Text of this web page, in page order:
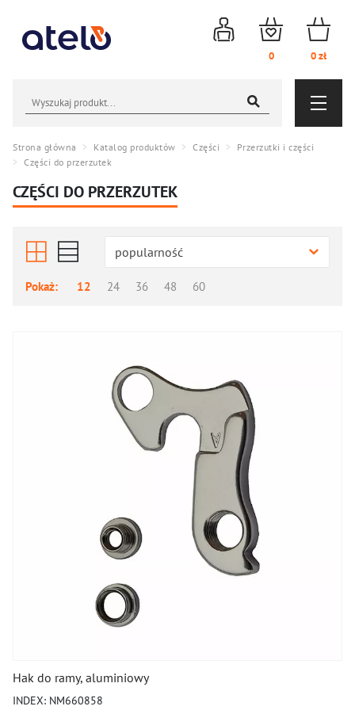
Logowanie
Obserwowane
0
Koszyk
0zł
Wyszukiwarka
Menu nawigacyjne
NOWOŚCI
PROMOCJE
PROMO WEEK
AKCESORIA
CZĘŚCI
ROWERY I HULAJNOGI
Strona główna Katalog produktów Części
Przerzutki i części
Części do przerzutek
AKCESORIA
CZĘŚCI
Hamulce
Łańcuchy i ogniwa
Piasty i części do kół
Przerzutki i części
Części do przerzutek
Linki i cięgna
CZĘŚCI DO PRZERZUTEK
popularność
Pokaż: 12 24 36 48 60
Hak do ramy, aluminiowy
INDEX: NM660858